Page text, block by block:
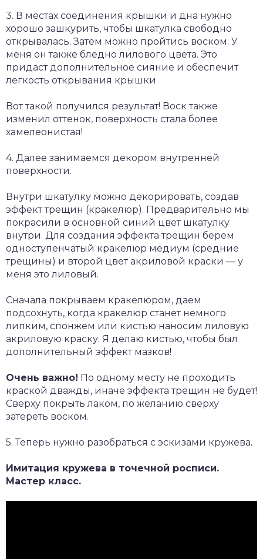
3. В местах соединения крышки и дна нужно
хорошо зашкурить, чтобы шкатулка свободно
открывалась. Затем можно пройтись воском. У
меня он также бледно лилового цвета. Это
придаст дополнительное сияние и обеспечит
легкость открывания крышки
Вот такой получился результат! Воск также
изменил оттенок, поверхность стала более
хамелеонистая!
4. Далее занимаемся декором внутренней
поверхности.
Внутри шкатулку можно декорировать, создав
эффект трещин (кракелюр). Предварительно мы
покрасили в основной синий цвет шкатулку
внутри. Для создания эффекта трещин берем
одноступенчатый кракелюр медиум (средние
трещины) и второй цвет акриловой краски — у
меня это лиловый.
Сначала покрываем кракелюром, даем
подсохнуть, когда кракелюр станет немного
липким, спонжем или кистью наносим лиловую
акриловую краску. Я делаю кистью, чтобы был
дополнительный эффект мазков!
Очень важно! По одному месту не проходить
краской дважды, иначе эффекта трещин не будет!
Сверху покрыть лаком, по желанию сверху
затереть воском.
5. Теперь нужно разобраться с эскизами кружева.
Имитация кружева в точечной росписи.
Мастер класс.